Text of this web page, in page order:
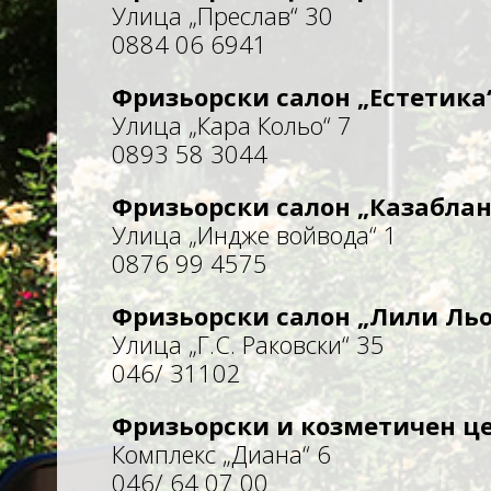
Улица „Преслав“ 30
0884 06 6941
Фризьорски салон
Улица „Кара Кольо“ 7
0893 58 3044
Фризьорски салон
Улица „Индже войвода“ 1
0876 99 4575
Фризьорски салон „Лили
Улица „Г.С. Раковски“ 35
046/ 31102
Фризьорски и козметичен
Комплекс „Диана“ 6
046/ 64 07 00